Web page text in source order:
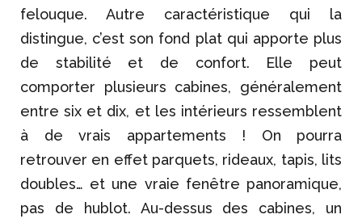
felouque. Autre caractéristique qui la
distingue, c’est son fond plat qui apporte plus
de stabilité et de confort. Elle peut
comporter plusieurs cabines, généralement
entre six et dix, et les intérieurs ressemblent
à de vrais appartements ! On pourra
retrouver en effet parquets, rideaux, tapis, lits
doubles… et une vraie fenêtre panoramique,
pas de hublot. Au-dessus des cabines, un